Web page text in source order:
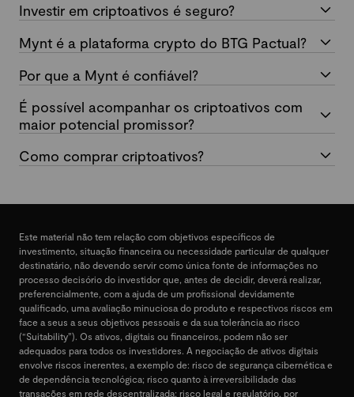
Investir em criptoativos é seguro?
Mynt é a plataforma crypto do BTG Pactual?
Por que a Mynt é confiável?
É possível acompanhar os criptoativos com
maior potencial promissor?
Como comprar criptoativos?
Este material não tem relação com objetivos específicos de
investimento, situação financeira ou necessidade particular de qualquer
destinatário, não devendo servir como única fonte de informações no
processo decisório do investidor que, antes de decidir, deverá realizar,
preferencialmente, com a ajuda de um profissional devidamente
qualificado, uma avaliação minuciosa do produto e respectivos riscos em
face a seus a seus objetivos pessoais e da sua tolerância ao risco
(“Suitability”). Os ativos, digitais ou financeiros, podem não ser
adequados para todos os investidores. A negociação de ativos digitais
envolve riscos inerentes, a exemplo de: risco de segurança cibernética e
de dependência tecnológica; risco quanto à irreversibilidade das
transações em rede descentralizada; risco legal e regulatório, por